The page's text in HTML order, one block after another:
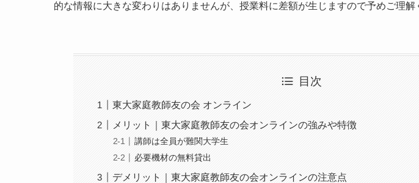
的な情報に大きな変わりはありませんが、授業料に差額が生じますので予めご理解
目次
東大家庭教師友の会 オンライン
メリット｜東大家庭教師友の会オンラインの強みや特徴
講師は全員が難関大学生
必要機材の無料貸出
デメリット｜東大家庭教師友の会オンラインの注意点